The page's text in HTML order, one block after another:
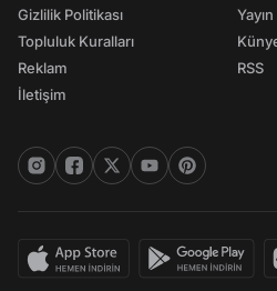
Gizlilik Politikası
Topluluk Kuralları
Reklam
İletişim
RSS